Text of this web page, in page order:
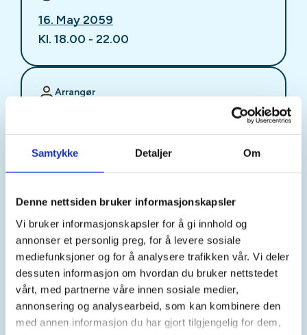
Samtykke Detaljer Om
Denne nettsiden bruker informasjonskapsler
Vi bruker informasjonskapsler for å gi innhold og
annonser et personlig preg, for å levere sosiale
mediefunksjoner og for å analysere trafikken vår. Vi deler
dessuten informasjon om hvordan du bruker nettstedet
vårt, med partnerne våre innen sosiale medier,
annonsering og analysearbeid, som kan kombinere den
med annen informasjon du har gjort tilgjengelig for dem,
16. May 2059
Kl. 18.00 - 22.00
Arrangør
Kontaktperson
sjffung@outlook.com
Fast fredagsmøte i
Ungdomsutvalget SJFF
(SJFFU)